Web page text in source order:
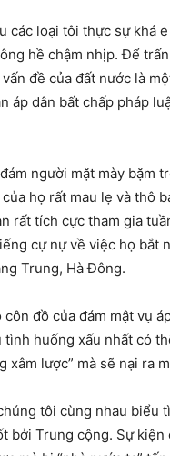
các loại tôi thực sự
hề chậm nhịp. Để
đề của đất nước là
áp dân bất chấp pháp
người mặt mày
họ rất mau lẹ và
rất tích cực tham gia
cự nự về việc họ
Trung, Hà Đông.
đồ của đám mật vụ
huống xấu nhất có
lược” mà sẽ nại ra
tôi cùng nhau
bởi Trung cộng. Sự